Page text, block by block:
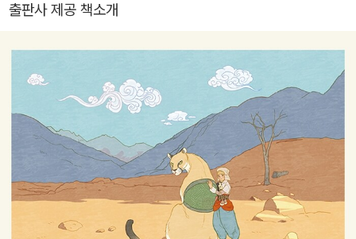
을 때는 잘 먹고 잘 쉬는 일에 공을 들이며, 마라톤과 피아노 등 다양
주인공도 조연도, 잠깐 스쳐 가는 인물도 저마다의 사연과 표정을 갖
고 있다고 생각한다. 누군가를 ‘그냥 그런 사람’으로 단정 짓지 않고
각자의 결을 찬찬히 들여다보면서, 세상을 조금 더 너그럽고 따뜻한
눈으로 바라보는 만화를 그리고 싶어한다.
출판사 제공 책소개